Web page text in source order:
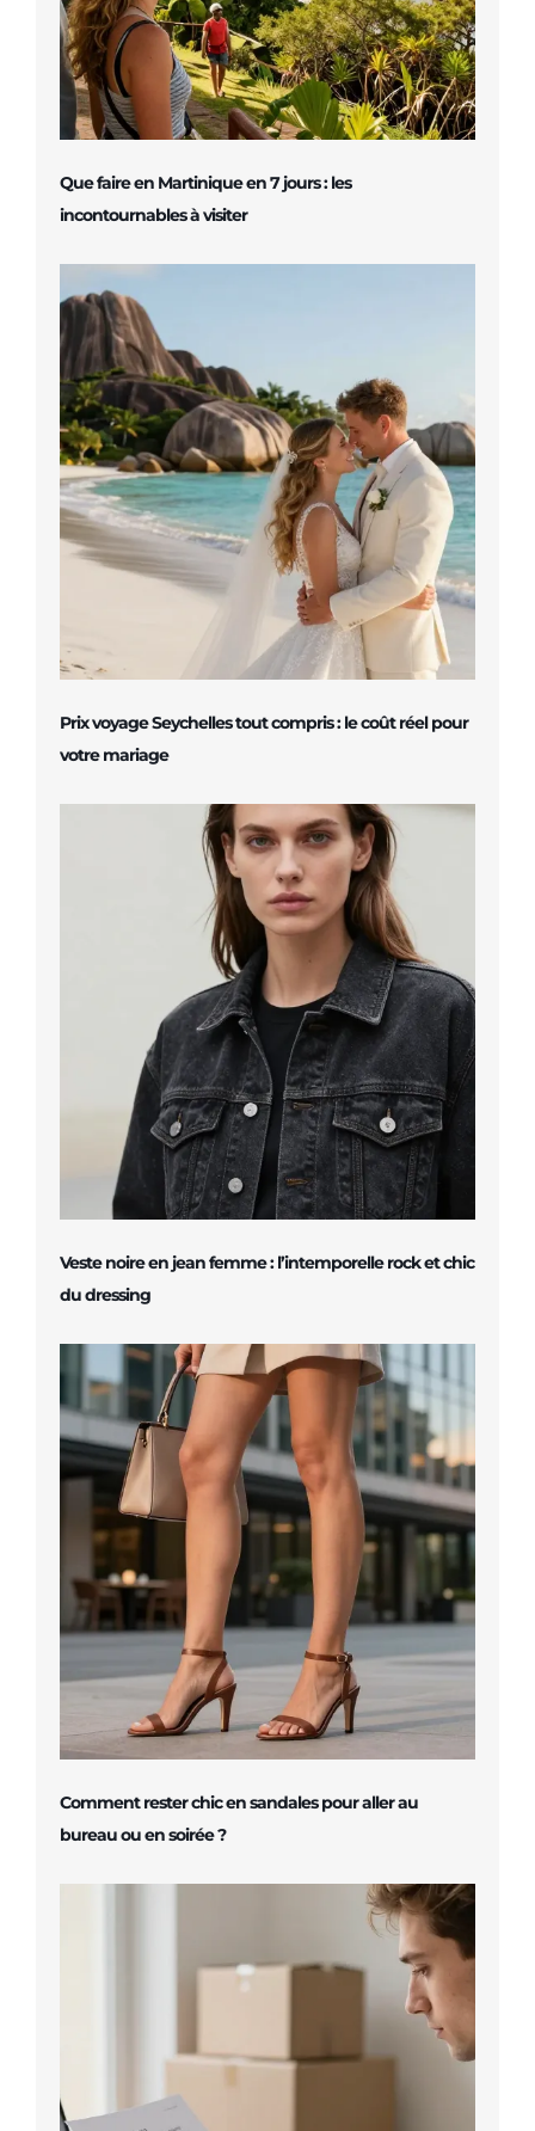
Que faire en Martinique en 7 jours : les
incontournables à visiter
Prix voyage Seychelles tout compris : le coût réel pour
votre mariage
Veste noire en jean femme : l’intemporelle rock et chic
du dressing
Comment rester chic en sandales pour aller au
bureau ou en soirée ?